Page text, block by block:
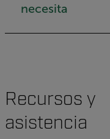
necesita
Recursos y
asistencia